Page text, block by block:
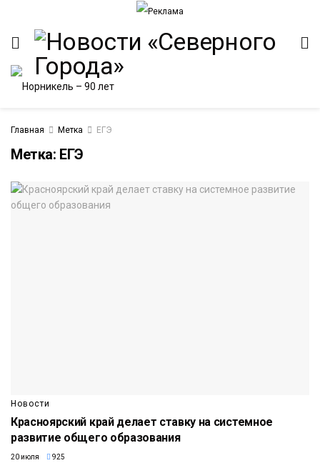
Главная Метка ЕГЭ
Метка: ЕГЭ
Новости
Красноярский край делает ставку на системное
развитие общего образования
20 июля 925